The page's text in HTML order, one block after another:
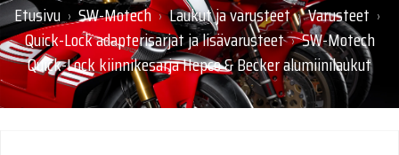
Etusivu › SW-Motech › Laukut ja varusteet › Varusteet ›
Quick-Lock adapterisarjat ja lisävarusteet › SW-Motech
Quick-Lock kiinnikesarja Hepco & Becker alumiinilaukut